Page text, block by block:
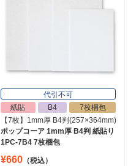
代引不可
紙貼
B4
7枚梱包
【7枚】1mm厚 B4判(257×364mm)
ポップコーア 1mm厚 B4判 紙貼り
1PC-7B4 7枚梱包
¥660 （税込）